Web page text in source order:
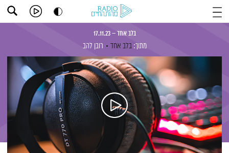
בלב אחד – 17.11.23
מתוך: בלב אחד רובן להב